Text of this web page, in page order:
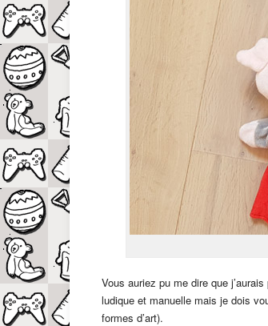
Vous auriez pu me dire que
ludique et manuelle mais je dois
formes d’art).